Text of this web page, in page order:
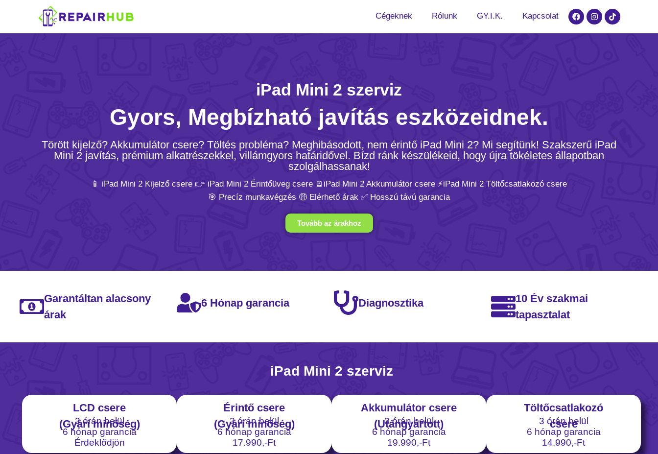
Cégeknek Rólunk GY.I.K. Kapcsolat
iPad Mini 2 szerviz
Gyors, Megbízható javítás eszközeidnek.
Törött kijelző? Akkumulátor csere? Töltés probléma? Meghibásodott, nem érintő iPad Mini 2? Mi segítünk! Szakszerű iPad
Mini 2 javítás, prémium alkatrészekkel, villámgyors határidővel. Bízd ránk készülékeid, hogy újra tökéletes állapotban
szolgálhassanak!
📱 iPad Mini 2 Kijelző csere 👉 iPad Mini 2 Érintőüveg csere 🪫iPad Mini 2 Akkumulátor csere ⚡️iPad Mini 2 Töltőcsatlakozó csere
🎯 Precíz munkavégzés 🤑 Elérhető árak ✅ Hosszú távú garancia
Tovább az árakhoz
Garantáltan alacsony
árak
6 Hónap garancia Diagnosztika
10 Év szakmai
tapasztalat
iPad Mini 2 szerviz
LCD csere
(Gyári minőség)
3 órán belül
6 hónap garancia
Érdeklődjön
Érintő csere
(Gyári minőség)
3 órán belül
6 hónap garancia
17.990,-Ft
Akkumulátor csere
(Utángyártott)
3 órán belül
6 hónap garancia
19.990,-Ft
Töltőcsatlakozó
csere
3 órán belül
6 hónap garancia
14.990,-Ft